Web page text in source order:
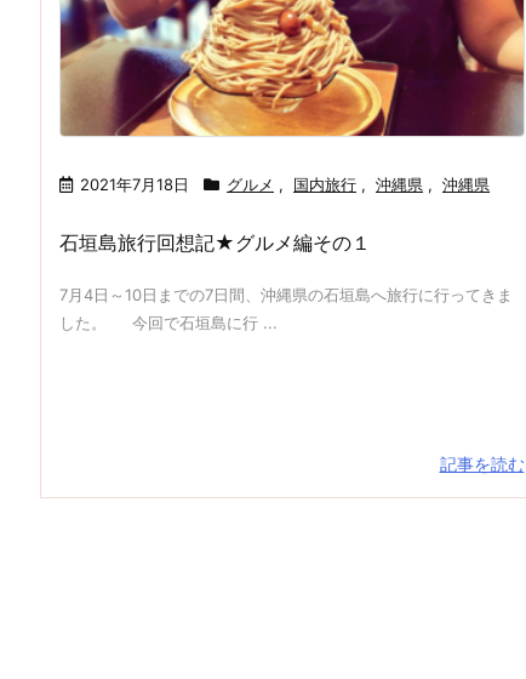
2021年7月18日 グルメ , 国内旅行 , 沖縄県 , 沖縄県
石垣島旅行回想記★グルメ編その１
7月4日～10日までの7日間、沖縄県の石垣島へ旅行に行ってきま
した。 今回で石垣島に行 ...
記事を読む